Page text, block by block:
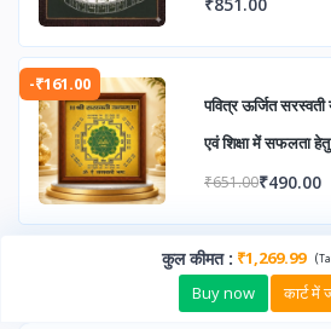
-₹161.00
पवित्र ऊर्जित सरस्वती
एवं शिक्षा में सफलता हेतु
₹651.00₹490.00
कुल कीमत: ₹1,269.99 (
Buy now कार्ट में